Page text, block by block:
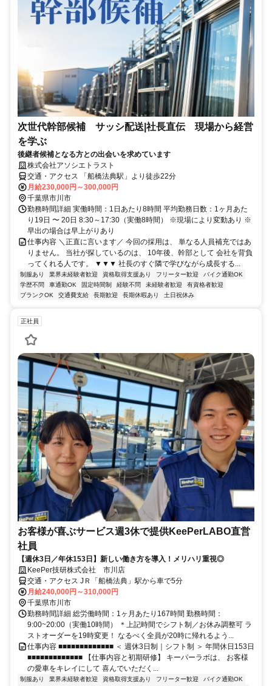
次世代幹部候補 サッシ配送|社長直伝 現場から経営
を学ぶ
後継者候補となる方との出会いを求めています
株式会社アソシエトラスト
交通・アクセス 「船橋法典駅」より徒歩22分
月給230,000円～300,000円
千葉県市川市
勤務時間詳細 実働時間：1日あたり8時間 平均勤務日数：1ヶ月あた
り19日 〜 20日 8:30～17:30（実働8時間） ※現場により変動あり ※
早出の場合は早上がりあり
仕事内容 ＼正直に言います／ 今回の採用は、 単なる人員補充ではあ
りません。 当社が探しているのは、 10年後、幹部として 会社を背負
ってくれる人です。 ▼▼▼ 社長のすぐ隣で学びながら成長する...
制服あり 業界未経験者歓迎 資格取得支援あり フリーター歓迎
バイク通勤OK
学歴不問
車通勤OK 固定時間制 経験不問 未経験者歓迎
有資格者歓迎
ブランクOK
交通費支給 長期歓迎 長期休暇あり 土日祝休み
正社員
お客様が喜ぶサービス週3休で提供KeePerLABO直営
社員
【週休3日／年休153日】新しい働き方を導入！メリハリ重視◎
KeePer技研株式会社 市川店
交通・アクセス JＲ「船橋法典」駅から車で5分
月給240,000円～310,000円
千葉県市川市
勤務時間詳細 総労働時間：1ヶ月あたり167時間 勤務時間：
9:00~20:00（実働10時間） ＊上記時間でシフト制／お休み調整可 ラ
ストオーダーを19時変更！ なるべく全員が20時に帰れるよう...
仕事内容 ■■■■■■■■■■■■■ ＜ 週休3日制｜シフト制 ＞ 年間休日153日
■■■■■■■■■■■■■ 【仕事内容と初期研修】 キーパーラボは、 お客様
の愛車をキレイにして 喜んでいただく...
制服あり 業界未経験者歓迎 資格取得支援あり フリーター歓迎
バイク通勤OK